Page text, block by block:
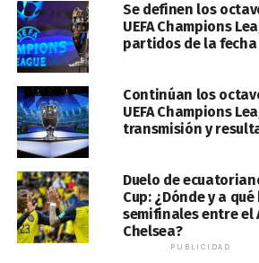
Se definen los
UEFA Champions
partidos de la fecha
Continúan los
UEFA Champions
transmisión y
Duelo de
Cup: ¿Dónde y a
semifinales entre el
Chelsea?
PUBLICIDAD